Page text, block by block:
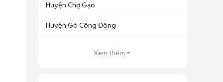
Huyện Chợ Gạo
Huyện Gò Công Đông
Xem thêm